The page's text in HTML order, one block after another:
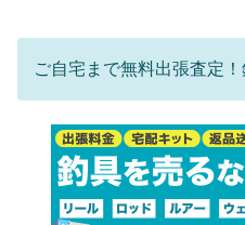
ご自宅まで無料出張査定